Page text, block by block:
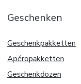
Geschenken
Geschenkpakketten
Apéropakketten
Geschenkdozen